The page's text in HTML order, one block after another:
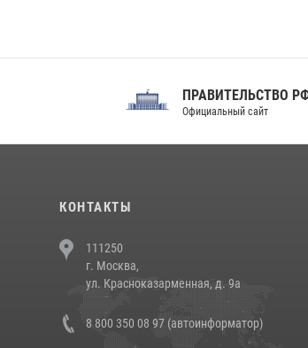
ПРАВИТЕЛЬСТВО РФ
Официальный сайт
КОНТАКТЫ
111250
г. Москва,
ул. Красноказарменная, д. 9а
8 800 350 08 97 (автоинформатор)